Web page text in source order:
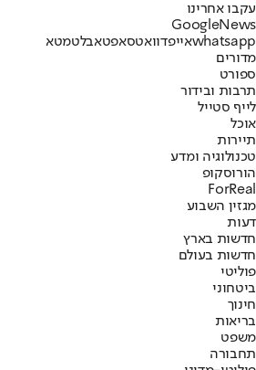
עקבו אחרינו
Googl eNews
whatsappאייפדוואטסאפטאבלטמטא
מדורים
ספורט
תרבות ובידור
לייף סטייל
אוכל
תיירות
טכנולוגיה ומדע
הורוסקופ
ForReal
מגזין השבוע
דעות
חדשות בארץ
חדשות בעולם
פוליטי
ביטחוני
חינוך
בריאות
משפט
תחבורה